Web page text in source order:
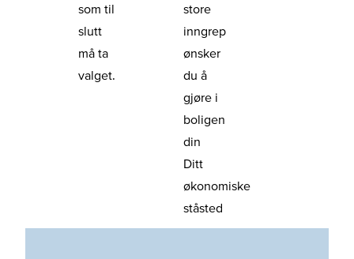
som til
slutt
må ta
valget.
store
inngrep
ønsker
du å
gjøre i
boligen
din
Ditt
økonomiske
ståsted